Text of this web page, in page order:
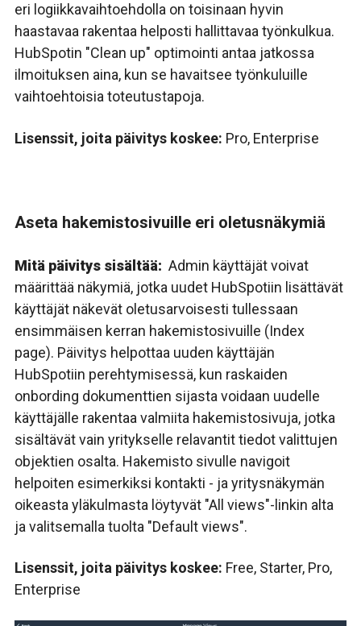
eri logiikkavaihtoehdolla on toisinaan hyvin
haastavaa rakentaa helposti hallittavaa työnkulkua.
HubSpotin "Clean up" optimointi antaa jatkossa
ilmoituksen aina, kun se havaitsee työnkuluille
vaihtoehtoisia toteutustapoja.
Lisenssit, joita päivitys koskee: Pro, Enterprise
Aseta hakemistosivuille eri oletusnäkymiä
Mitä päivitys sisältää: Admin käyttäjät voivat
määrittää näkymiä, jotka uudet HubSpotiin lisättävät
käyttäjät näkevät oletusarvoisesti tullessaan
ensimmäisen kerran hakemistosivuille (Index
page). Päivitys helpottaa uuden käyttäjän
HubSpotiin perehtymisessä, kun raskaiden
onbording dokumenttien sijasta voidaan uudelle
käyttäjälle rakentaa valmiita hakemistosivuja, jotka
sisältävät vain yritykselle relavantit tiedot valittujen
objektien osalta. Hakemisto sivulle navigoit
helpoiten esimerkiksi kontakti - ja yritysnäkymän
oikeasta yläkulmasta löytyvät "All views"-linkin alta
ja valitsemalla tuolta "Default views".
Lisenssit, joita päivitys koskee: Free, Starter, Pro,
Enterprise